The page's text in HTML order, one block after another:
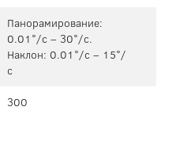
Панорамирование:
0.01°/с – 30°/с.
Наклон: 0.01°/с – 15°/
с
300